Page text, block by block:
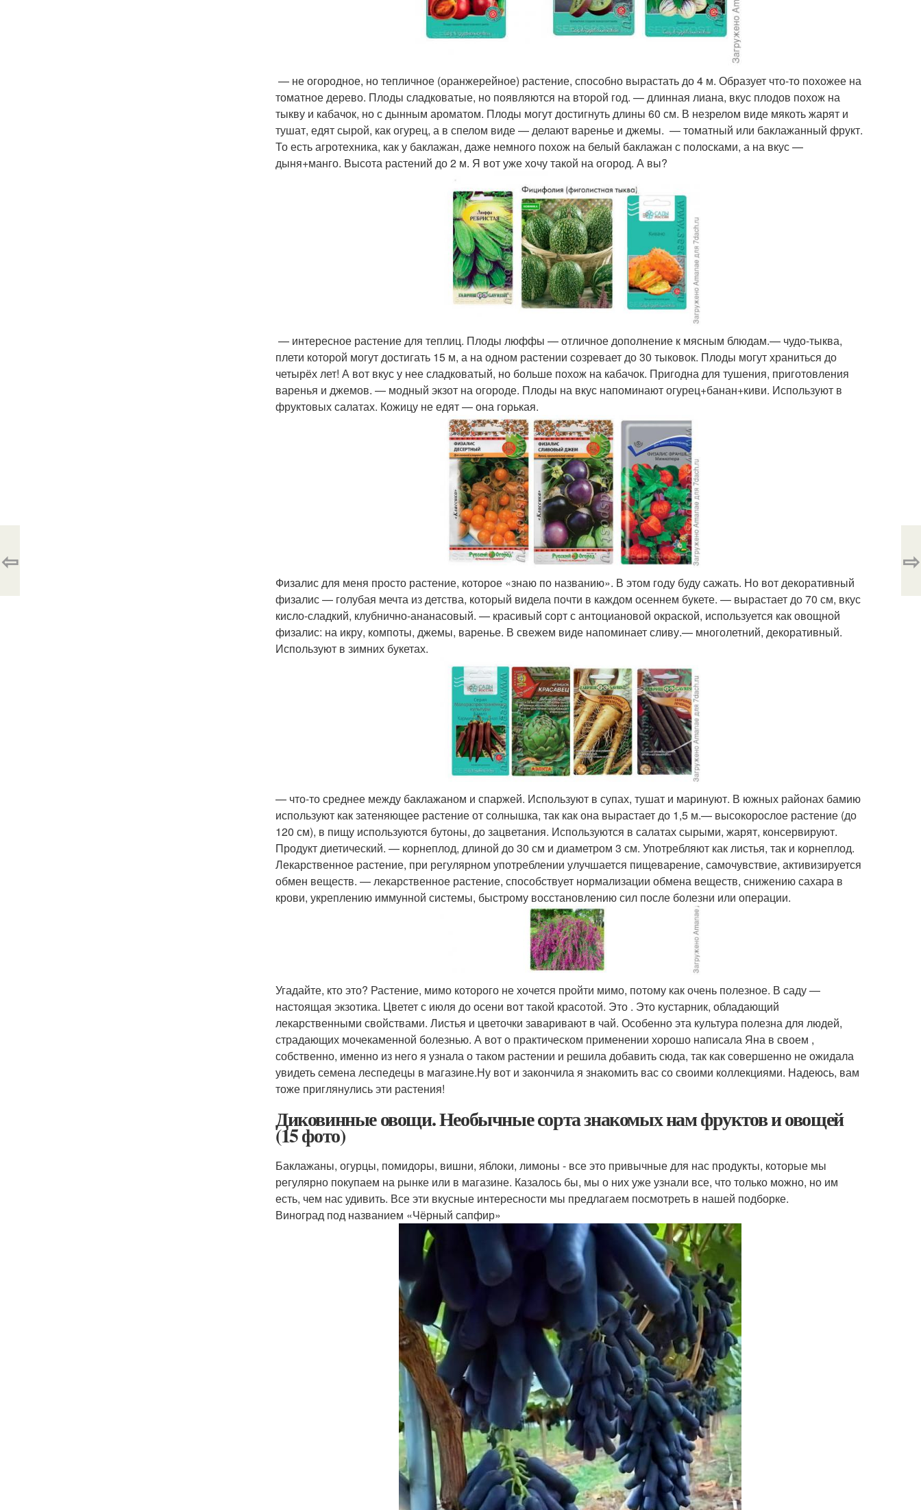
— не огородное, но тепличное (оранжерейное) растение, способно вырастать до 4 м. Образует что-то похожее на
томатное дерево. Плоды сладковатые, но появляются на второй год. — длинная лиана, вкус плодов похож на
тыкву и кабачок, но с дынным ароматом. Плоды могут достигнуть длины 60 см. В незрелом виде мякоть жарят и
тушат, едят сырой, как огурец, а в спелом виде — делают варенье и джемы. — томатный или баклажанный фрукт.
То есть агротехника, как у баклажан, даже немного похож на белый баклажан с полосками, а на вкус —
дыня+манго. Высота растений до 2 м. Я вот уже хочу такой на огород. А вы?
— интересное растение для теплиц. Плоды люффы — отличное дополнение к мясным блюдам.— чудо-тыква,
плети которой могут достигать 15 м, а на одном растении созревает до 30 тыковок. Плоды могут храниться до
четырёх лет! А вот вкус у нее сладковатый, но больше похож на кабачок. Пригодна для тушения, приготовления
варенья и джемов. — модный экзот на огороде. Плоды на вкус напоминают огурец+банан+киви. Используют в
фруктовых салатах. Кожицу не едят — она горькая.
Физалис для меня просто растение, которое «знаю по названию». В этом году буду сажать. Но вот декоративный
физалис — голубая мечта из детства, который видела почти в каждом осеннем букете. — вырастает до 70 см, вкус
кисло-сладкий, клубнично-ананасовый. — красивый сорт с антоциановой окраской, используется как овощной
физалис: на икру, компоты, джемы, варенье. В свежем виде напоминает сливу.— многолетний, декоративный.
Используют в зимних букетах.
— что-то среднее между баклажаном и спаржей. Используют в супах, тушат и маринуют. В южных районах бамию
используют как затеняющее растение от солнышка, так как она вырастает до 1,5 м.— высокорослое растение (до
120 см), в пищу используются бутоны, до зацветания. Используются в салатах сырыми, жарят, консервируют.
Продукт диетический. — корнеплод, длиной до 30 см и диаметром 3 см. Употребляют как листья, так и корнеплод.
Лекарственное растение, при регулярном употреблении улучшается пищеварение, самочувствие, активизируется
обмен веществ. — лекарственное растение, способствует нормализации обмена веществ, снижению сахара в
крови, укреплению иммунной системы, быстрому восстановлению сил после болезни или операции.
Угадайте, кто это? Растение, мимо которого не хочется пройти мимо, потому как очень полезное. В саду —
настоящая экзотика. Цветет с июля до осени вот такой красотой. Это . Это кустарник, обладающий
лекарственными свойствами. Листья и цветочки заваривают в чай. Особенно эта культура полезна для людей,
страдающих мочекаменной болезнью. А вот о практическом применении хорошо написала Яна в своем ,
собственно, именно из него я узнала о таком растении и решила добавить сюда, так как совершенно не ожидала
увидеть семена леспедецы в магазине.Ну вот и закончила я знакомить вас со своими коллекциями. Надеюсь, вам
тоже приглянулись эти растения!
Диковинные овощи. Необычные сорта знакомых нам фруктов и овощей
(15 фото)
Баклажаны, огурцы, помидоры, вишни, яблоки, лимоны - все это привычные для нас продукты, которые мы
регулярно покупаем на рынке или в магазине. Казалось бы, мы о них уже узнали все, что только можно, но им
есть, чем нас удивить. Все эти вкусные интересности мы предлагаем посмотреть в нашей подборке.
Виноград под названием «Чёрный сапфир»
⇦ ⇨